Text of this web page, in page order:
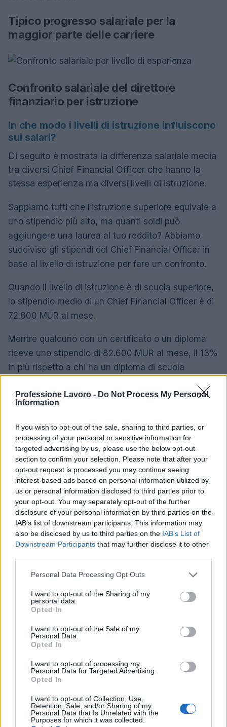
Professione Lavoro - Do Not Process My Personal
Information
If you wish to opt-out of the sale, sharing to third parties, or
processing of your personal or sensitive information for
targeted advertising by us, please use the below opt-out
section to confirm your selection. Please note that after your
opt-out request is processed you may continue seeing
interest-based ads based on personal information utilized by
us or personal information disclosed to third parties prior to
your opt-out. You may separately opt-out of the further
disclosure of your personal information by third parties on the
IAB’s list of downstream participants. This information may
also be disclosed by us to third parties on the IAB’s List of
Downstream Participants that may further disclose it to other
Please note that this website/app uses one or more Google
not limited to your visit or usage behaviour. You may click to
grant or deny consent to Google and its third-party tags to
use your data for below specified purposes in below Google
consent section.
Personal Data Processing Opt Outs
I want to opt-out of the Sharing of my
personal data.
Opted In
I want to opt-out of the Sale of my
Personal Data.
Opted In
I want to opt-out of processing my
Personal Data for Targeted Advertising.
Opted In
I want to opt-out of Collection, Use,
Retention, Sale, and/or Sharing of my
Personal Data that Is Unrelated with the
Purposes for which it was collected.
Tipico progresso salariale per la
maggior parte delle carriere
Confronto salariale del direttore
finanziario per istruzione
In che modo i livelli di istruzione influiscono
sui salari?
Di seguito è mostrata la differenza salariale media
tra diversi Chief Financial Officer che hanno la
stessa esperienza ma diversi livelli di istruzione.
Sappiamo tutti che l’istruzione superiore equivale a
uno stipendio più alto, ma quanti soldi può
aggiungere una laurea al tuo reddito? Abbiamo
suddiviso gli stipendi del Chief Financial Officer in
base al livello di istruzione per fare un confronto.
Quando il livello di istruzione è di scuola superiore,
lo stipendio medio di un Chief Financial Officer è di
72.800 MUR al mese.
Mentre qualcuno con un certificato o un diploma
riceve uno stipendio di 82.600 MUR al mese, il 13%
in più rispetto a chi ha un diploma di scuola
Un diploma di laurea ottiene al suo titolare uno
più rispetto a chi ha un certificato o un diploma.
I professionisti in possesso di un diploma di laurea
magistrale vengono ricompensati con uno
stipendio medio di 142.000 MUR al mese, il 32% in
più rispetto a chi ha una laurea.
Differenza di stipendio medio del Chief
Financial Officer per livello di istruzione a
Mauritius
Scuola superiore
Certificato o Diploma
Laurea triennale
108.000
Master + 32% 142.000 MUR
L’aumento e la diminuzione percentuali sono relativi al
valore precedente